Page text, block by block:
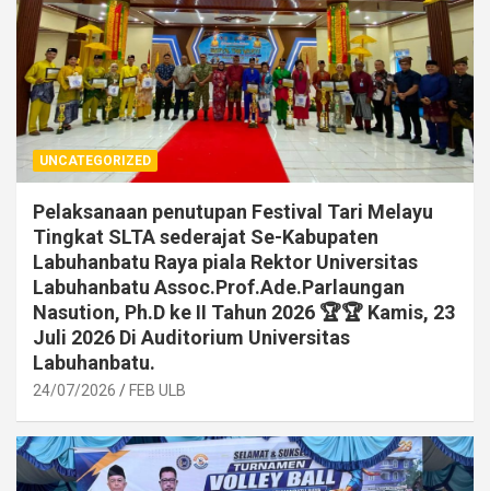
UNCATEGORIZED
Pelaksanaan penutupan Festival Tari Melayu
Tingkat SLTA sederajat Se-Kabupaten
Labuhanbatu Raya piala Rektor Universitas
Labuhanbatu Assoc.Prof.Ade.Parlaungan
Nasution, Ph.D ke II Tahun 2026 🏆🏆 Kamis, 23
Juli 2026 Di Auditorium Universitas
Labuhanbatu.
24/07/2026 FEB ULB